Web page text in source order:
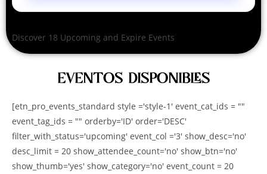
Discover 18 Upcoming and Expire Events
EVENTOS DISPONIBLES
[etn_pro_events_standard style ='style-1' event_cat_ids = ""
event_tag_ids = "" orderby='ID' order='DESC'
filter_with_status='upcoming' event_col ='3' show_desc='no'
desc_limit = 20 show_attendee_count='no' show_btn='no'
show_thumb='yes' show_category='no' event_count = 20